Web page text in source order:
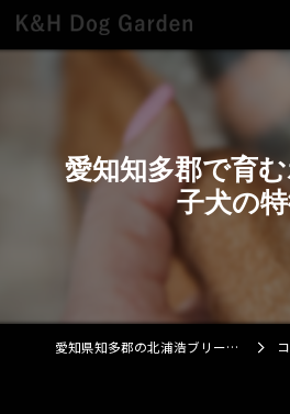
愛知知多郡で育
子犬の
愛知県知多郡の北浦浩ブリーダーならK&H Dog Garden コラム